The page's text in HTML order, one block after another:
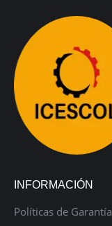
INFORMACIÓN
Políticas de Garantía